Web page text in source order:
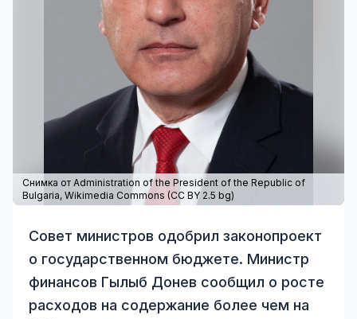
Снимка от Administration of the President of the Republic of
Bulgaria, Wikimedia Commons (CC BY 2.5 bg)
Совет министров одобрил законопроект
о государственном бюджете. Министр
финансов Гылыб Донев сообщил о росте
расходов на содержание более чем на